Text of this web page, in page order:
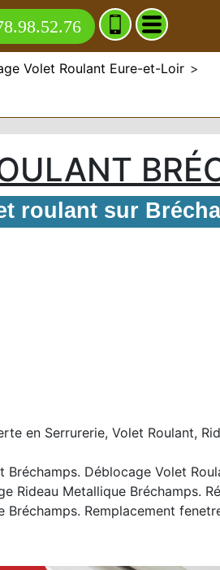
Volet Roulant Eure-et-Loir >
roulant sur
en Serrurerie, Volet Roulant,
Déblocage Volet
Rideau Metallique Bréchamps.
Remplacement